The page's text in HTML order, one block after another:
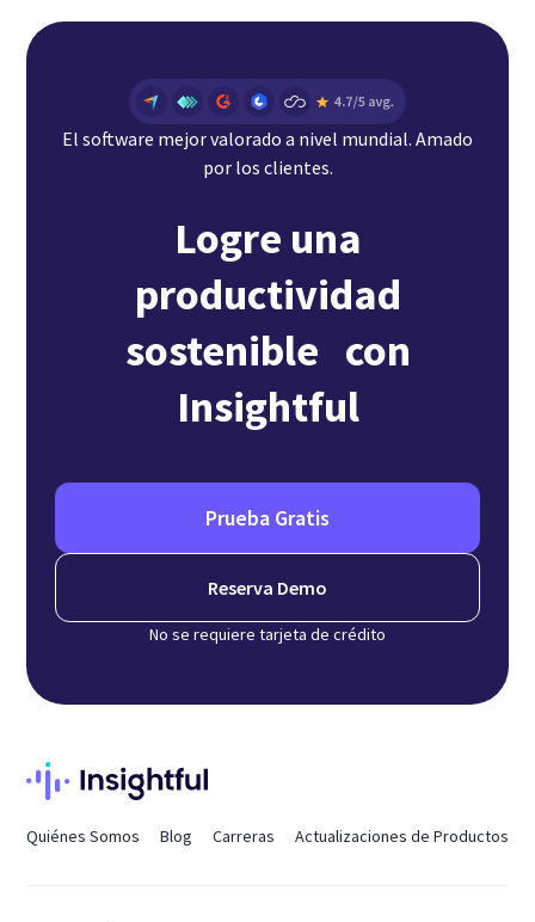
El software mejor valorado a nivel mundial. Amado
por los clientes.
Logre una
productividad
sostenible con
Insightful
Prueba Gratis
Reserva Demo
No se requiere tarjeta de crédito
Quiénes Somos Blog Carreras Actualizaciones de Productos